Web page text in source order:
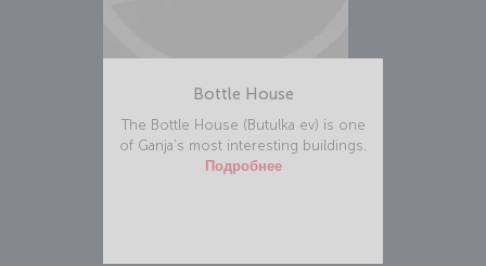
Bottle House
The Bottle House (Butulka ev) is one
of Ganja’s most interesting buildings.
Подробнее